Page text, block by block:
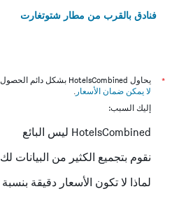
فنادق بالقرب من مطار شتوتغارت
*
يحاول HotelsCombined بشكل دائم الحصول على الأسعار الدقيقة، ولكن
لا يمكن ضمان الأسعار .
إليك السبب:
HotelsCombined ليس البائع
نقوم بتجميع الكثير من البيانات لك
لماذا لا تكون الأسعار دقيقة بنسبة 100٪؟